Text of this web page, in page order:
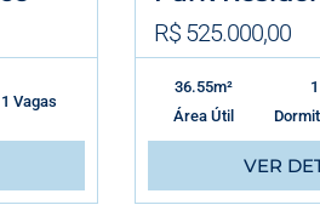
1 Vagas
R$ 525.000,00
36.55m²
Área Útil
1
VER